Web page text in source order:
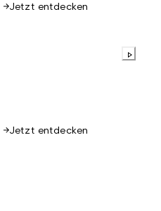
Jetzt entdecken
Jetzt entdecken